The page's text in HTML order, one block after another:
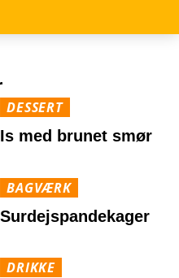
DESSERT
Is med brunet smør
BAGVÆRK
Surdejspandekager
DRIKKE